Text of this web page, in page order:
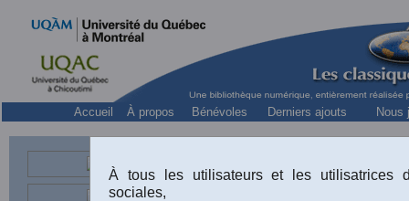
Accueil À propos Bénévoles Derniers ajouts Nous
À tous les utilisateurs et les utilisatrices
sociales,